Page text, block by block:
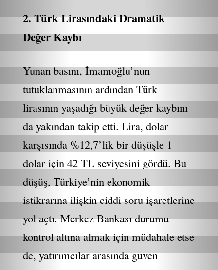
2. Türk Lirasındaki Dramatik
Değer Kaybı
Yunan basını, İmamoğlu’nun
tutuklanmasının ardından Türk
lirasının yaşadığı büyük değer kaybını
da yakından takip etti. Lira, dolar
karşısında %12,7’lik bir düşüşle 1
dolar için 42 TL seviyesini gördü. Bu
düşüş, Türkiye’nin ekonomik
istikrarına ilişkin ciddi soru işaretlerine
yol açtı. Merkez Bankası durumu
kontrol altına almak için müdahale etse
de, yatırımcılar arasında güven